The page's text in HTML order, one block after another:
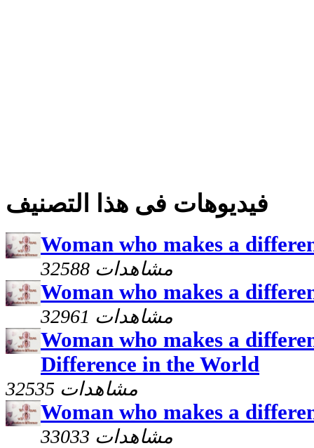
فيديوهات فى هذا التصنيف
Woman who makes a
32588 مشاهدات
Woman who makes a
32961 مشاهدات
Woman who makes a
Difference in the World
32535 مشاهدات
Woman who makes a
33033 مشاهدات